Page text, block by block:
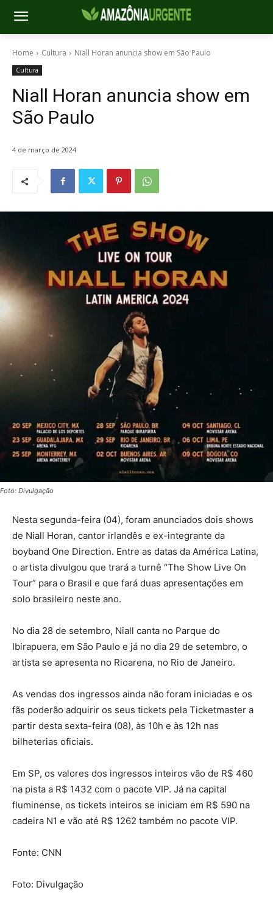
Home Cultura Niall Horan anuncia show em São Paulo
Cultura
Niall Horan anuncia show em
São Paulo
4 de março de 2024
Foto: Divulgação
Nesta segunda-feira (04), foram anunciados dois shows
de Niall Horan, cantor irlandês e ex-integrante da
boyband One Direction. Entre as datas da América Latina,
o artista divulgou que trará a turnê “The Show Live On
Tour” para o Brasil e que fará duas apresentações em
solo brasileiro neste ano.
No dia 28 de setembro, Niall canta no Parque do
Ibirapuera, em São Paulo e já no dia 29 de setembro, o
artista se apresenta no Rioarena, no Rio de Janeiro.
As vendas dos ingressos ainda não foram iniciadas e os
fãs poderão adquirir os seus tickets pela Ticketmaster a
partir desta sexta-feira (08), às 10h e às 12h nas
bilheterias oficiais.
Em SP, os valores dos ingressos inteiros vão de R$ 460
na pista a R$ 1432 com o pacote VIP. Já na capital
fluminense, os tickets inteiros se iniciam em R$ 590 na
cadeira N1 e vão até R$ 1262 também no pacote VIP.
Fonte: CNN
Foto: Divulgação